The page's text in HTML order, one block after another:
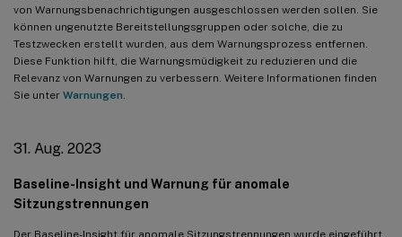
von Warnungsbenachrichtigungen ausgeschlossen werden sollen. Sie
können ungenutzte Bereitstellungsgruppen oder solche, die zu
Testzwecken erstellt wurden, aus dem Warnungsprozess entfernen.
Diese Funktion hilft, die Warnungsmüdigkeit zu reduzieren und die
Relevanz von Warnungen zu verbessern. Weitere Informationen finden
Sie unter Warnungen
31. Aug. 2023
Baseline-Insight und Warnung für anomale
Sitzungstrennungen
Der Baseline-Insight für anomale Sitzungstrennungen wurde eingeführt,